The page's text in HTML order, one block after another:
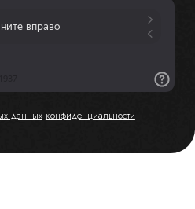
данных конфиденциальности